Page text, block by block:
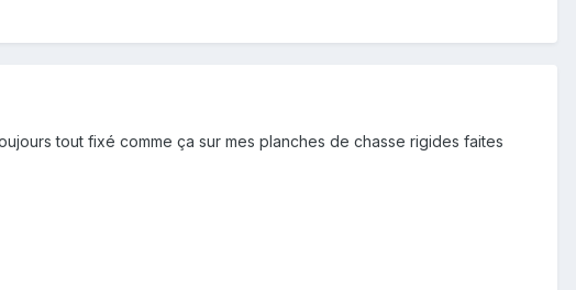
tout fixé comme ça sur mes planches de chasse rigides faites